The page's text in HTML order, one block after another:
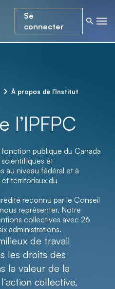
Se
connecter
– À propos de l’Institut
l’IPFPC
publique du Canada
et
au niveau fédéral et à
territoriaux du
reconnu par le Conseil
représenter. Notre
collectives avec 26
administrations.
de travail
les droits des
la valeur de la
collective,